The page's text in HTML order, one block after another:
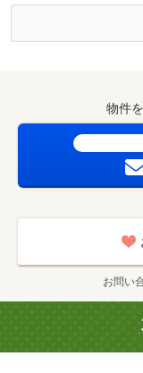
■【ドラッグストア
⇒意外と知られてい
当社が窓口になり
いろんなところへ
⇒SUMiTASでは、
不動産購入・リフ
せることができま
物件
お問い